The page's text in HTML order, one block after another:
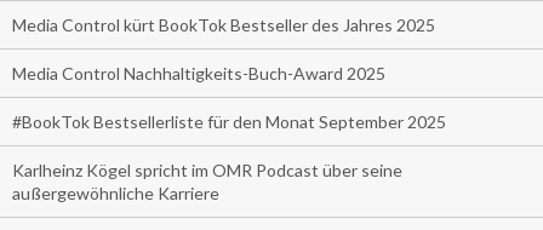
Media Control kürt BookTok Bestseller des Jahres 2025
Media Control Nachhaltigkeits-Buch-Award 2025
#BookTok Bestsellerliste für den Monat September 2025
Karlheinz Kögel spricht im OMR Podcast über seine
außergewöhnliche Karriere